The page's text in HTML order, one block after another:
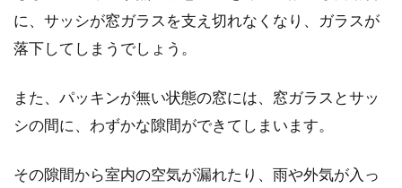
あることが多いです。トラブルの元となる音の
に、サッシが窓ガラスを支え切れなくなり、ガラスが
落下してしまうでしょう。
また、パッキンが無い状態の窓には、窓ガラスとサッ
シの間に、わずかな隙間ができてしまいます。
その隙間から室内の空気が漏れたり、雨や外気が入っ